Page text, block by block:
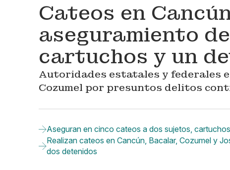
Cateos en
aseguramiento
cartuchos y un
Autoridades estatales y federales
Cozumel por presuntos delitos
Aseguran en cinco cateos a dos sujetos,
Realizan cateos en Cancún, Bacalar, Cozumel y
dos detenidos